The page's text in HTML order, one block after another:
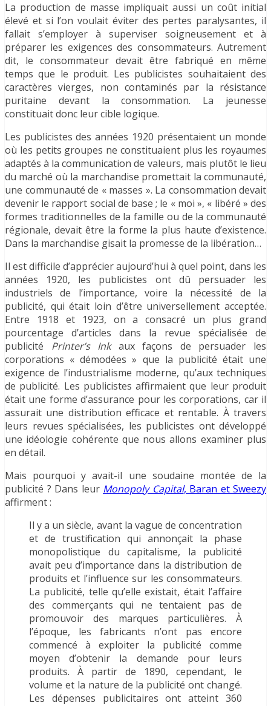
La production de masse impliquait aussi un coût initial
élevé et si l’on voulait éviter des pertes paralysantes, il
fallait s’employer à superviser soigneusement et à
préparer les exigences des consommateurs. Autrement
dit, le consommateur devait être fabriqué en même
temps que le produit. Les publicistes souhaitaient des
caractères vierges, non contaminés par la résistance
puritaine devant la consommation. La jeunesse
constituait donc leur cible logique.
Les publicistes des années 1920 présentaient un monde
où les petits groupes ne constituaient plus les royaumes
adaptés à la communication de valeurs, mais plutôt le lieu
du marché où la marchandise promettait la communauté,
une communauté de « masses ». La consommation devait
devenir le rapport social de base ; le « moi », « libéré » des
formes traditionnelles de la famille ou de la communauté
régionale, devait être la forme la plus haute d’existence.
Dans la marchandise gisait la promesse de la libération…
Il est difficile d’apprécier aujourd’hui à quel point, dans les
années 1920, les publicistes ont dû persuader les
industriels de l’importance, voire la nécessité de la
publicité, qui était loin d’être universellement acceptée.
Entre 1918 et 1923, on a consacré un plus grand
pourcentage d’articles dans la revue spécialisée de
publicité Printer’s Inkaux façons de persuader les
corporations « démodées » que la publicité était une
exigence de l’industrialisme moderne, qu’aux techniques
de publicité. Les publicistes affirmaient que leur produit
était une forme d’assurance pour les corporations, car il
assurait une distribution efficace et rentable. À travers
leurs revues spécialisées, les publicistes ont développé
une idéologie cohérente que nous allons examiner plus
en détail.
Mais pourquoi y avait-il une soudaine montée de la
publicité ? Dans leur Monopoly Capital, Baran et Sweezy
affirment :
Il y a un siècle, avant la vague de concentration
et de trustification qui annonçait la phase
monopolistique du capitalisme, la publicité
avait peu d’importance dans la distribution de
produits et l’influence sur les consommateurs.
La publicité, telle qu’elle existait, était l’affaire
des commerçants qui ne tentaient pas de
promouvoir des marques particulières. À
l’époque, les fabricants n’ont pas encore
commencé à exploiter la publicité comme
moyen d’obtenir la demande pour leurs
produits. À partir de 1890, cependant, le
volume et la nature de la publicité ont changé.
Les dépenses publicitaires ont atteint 360